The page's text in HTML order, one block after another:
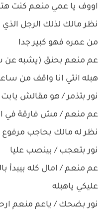
اووف يا عمي منعم كنت
نظر مالك لذلك الرجل الذي
من عمره فهو كبير جدا
عم منعم بحنق (يشبه عن
هبله انتي انا واقف من
نور بتذمر / هو مقالش يابت
عم منعم / مش فارقة في
نظر له مالك بحاجب مرفوع
نور بتعجب / بينصب عليا
عم منعم / امال كله
عليكي ياهبله
نور بضحك / ياعم منعم